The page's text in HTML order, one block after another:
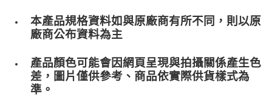
本產品規格資料如與原廠商有所不同，則以原
廠商公布資料為主
產品顏色可能會因網頁呈現與拍攝關係產生色
差，圖片僅供參考、商品依實際供貨樣式為
準。